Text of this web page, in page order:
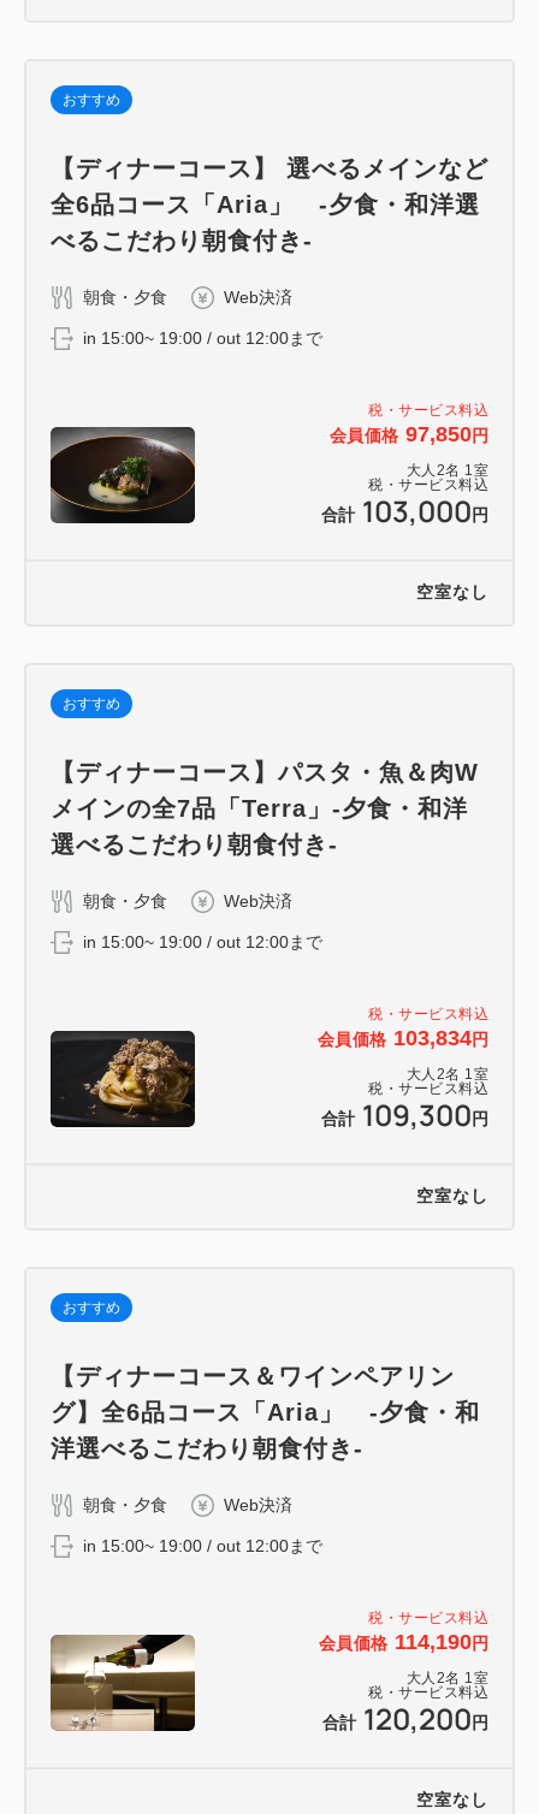
税・サービス料込
会員価格 97,850円
大人 2名 1室
税・サービス料込
合計 103,000 円
おすすめ
【ディナーコース】 選べるメインなど
全6品コース「Aria」 -夕食・和洋選
べるこだわり朝食付き-
朝食・夕食 Web決済
in 15:00~ 19:00 / out 12:00まで
空室なし
税・サービス料込
会員価格 103,834円
大人 2名 1室
税・サービス料込
合計 109,300 円
おすすめ
【ディナーコース】パスタ・魚＆肉W
メインの全7品「Terra」-夕食・和洋
選べるこだわり朝食付き-
朝食・夕食 Web決済
in 15:00~ 19:00 / out 12:00まで
空室なし
税・サービス料込
会員価格 114,190円
大人 2名 1室
税・サービス料込
合計 120,200 円
おすすめ
【ディナーコース＆ワインペアリン
グ】全6品コース「Aria」 -夕食・和
洋選べるこだわり朝食付き-
朝食・夕食 Web決済
in 15:00~ 19:00 / out 12:00まで
空室なし